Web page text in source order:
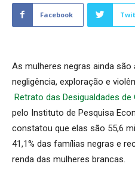
Facebook
As mulheres negras ainda
negligência, exploração e
Retrato das Desigualdades de
pelo Instituto de Pesquisa
constatou que elas são 55,6
41,1% das famílias negras e
renda das mulheres brancas.